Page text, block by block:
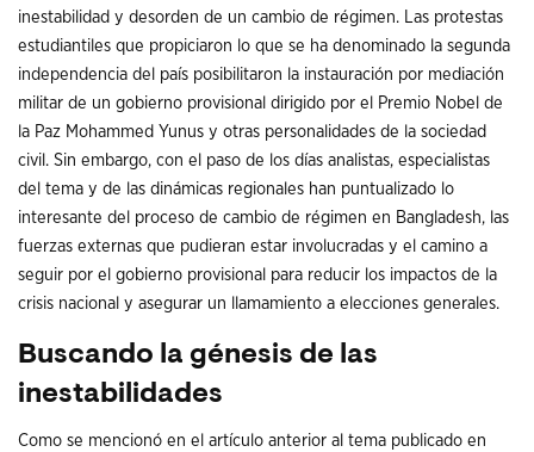
inestabilidad y desorden de un cambio de régimen. Las protestas
estudiantiles que propiciaron lo que se ha denominado la segunda
independencia del país posibilitaron la instauración por mediación
militar de un gobierno provisional dirigido por el Premio Nobel de
la Paz Mohammed Yunus y otras personalidades de la sociedad
civil. Sin embargo, con el paso de los días analistas, especialistas
del tema y de las dinámicas regionales han puntualizado lo
interesante del proceso de cambio de régimen en Bangladesh, las
fuerzas externas que pudieran estar involucradas y el camino a
seguir por el gobierno provisional para reducir los impactos de la
crisis nacional y asegurar un llamamiento a elecciones generales.
Buscando la génesis de las
inestabilidades
Como se mencionó en el artículo anterior al tema publicado en